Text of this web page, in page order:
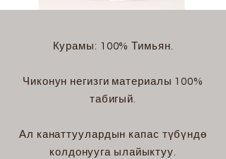
Курамы: 100% Тимьян.
Чиконун негизги материалы 100%
табигый.
Ал канаттуулардын капас түбүндө
колдонууга ылайыктуу.